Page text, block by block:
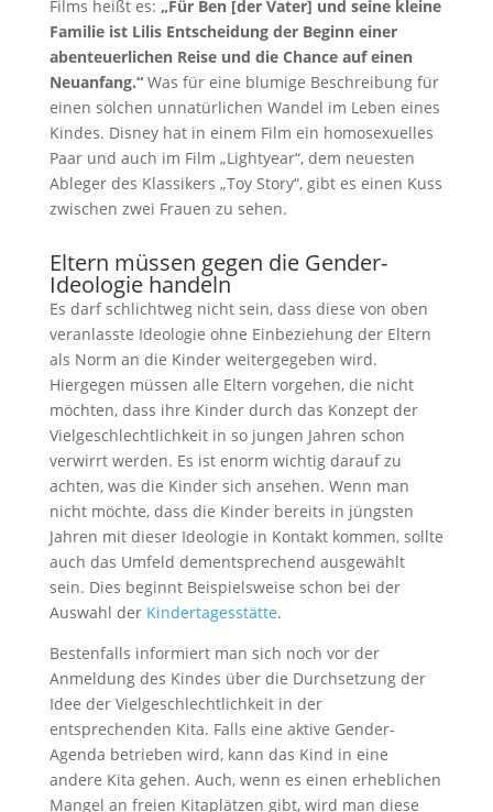
Films heißt es: „Für Ben [der Vater] und seine kleine
Familie ist Lilis Entscheidung der Beginn einer
abenteuerlichen Reise und die Chance auf einen
Neuanfang.“Was für eine blumige Beschreibung für
einen solchen unnatürlichen Wandel im Leben eines
Kindes. Disney hat in einem Film ein homosexuelles
Paar und auch im Film „Lightyear“, dem neuesten
Ableger des Klassikers „Toy Story“, gibt es einen Kuss
zwischen zwei Frauen zu sehen.
Eltern müssen gegen die Gender-
Ideologie handeln
Es darf schlichtweg nicht sein, dass diese von oben
veranlasste Ideologie ohne Einbeziehung der Eltern
als Norm an die Kinder weitergegeben wird.
Hiergegen müssen alle Eltern vorgehen, die nicht
möchten, dass ihre Kinder durch das Konzept der
Vielgeschlechtlichkeit in so jungen Jahren schon
verwirrt werden. Es ist enorm wichtig darauf zu
achten, was die Kinder sich ansehen. Wenn man
nicht möchte, dass die Kinder bereits in jüngsten
Jahren mit dieser Ideologie in Kontakt kommen, sollte
auch das Umfeld dementsprechend ausgewählt
sein. Dies beginnt Beispielsweise schon bei der
Auswahl der Kindertagesstätte.
Bestenfalls informiert man sich noch vor der
Anmeldung des Kindes über die Durchsetzung der
Idee der Vielgeschlechtlichkeit in der
entsprechenden Kita. Falls eine aktive Gender-
Agenda betrieben wird, kann das Kind in eine
andere Kita gehen. Auch, wenn es einen erheblichen
Mangel an freien Kitaplätzen gibt, wird man diese